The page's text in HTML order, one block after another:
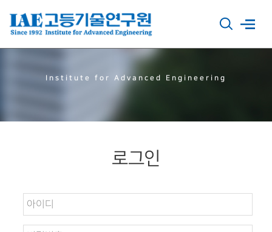
Institute for Advanced Engineering
로그인